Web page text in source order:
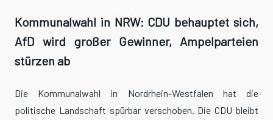
Kommunalwahl in NRW: CDU behauptet sich,
AfD wird großer Gewinner, Ampelparteien
stürzen ab
Die Kommunalwahl in Nordrhein-Westfalen hat die
politische Landschaft spürbar verschoben. Die CDU bleibt